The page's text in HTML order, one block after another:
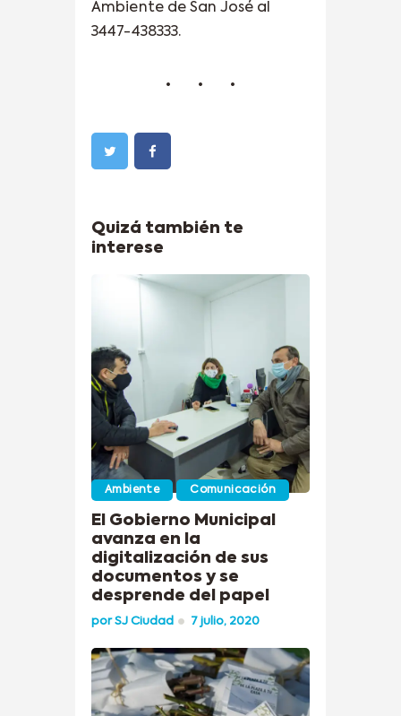
Ambiente de San José al
3447-438333.
Quizá también te
interese
Ambiente Comunicación
El Gobierno Municipal
avanza en la
digitalización de sus
documentos y se
desprende del papel
porSJ Ciudad 7 julio, 2020